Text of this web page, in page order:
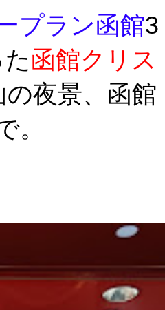
プラン函館3
函館クリス
の夜景、函館
。